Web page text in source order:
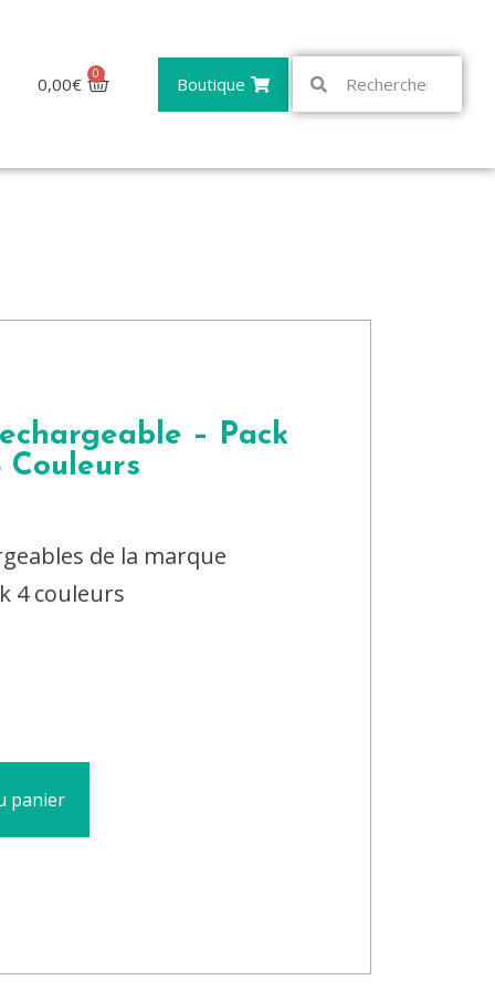
0,00€ 0 Boutique
– Pack
Couleurs
de la marque
4 couleurs
panier